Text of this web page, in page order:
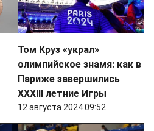
Том Круз «украл»
олимпийское знамя: как в
Париже завершились
XXXIII летние Игры
12 августа 2024 09:52